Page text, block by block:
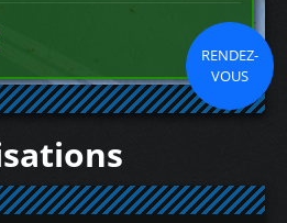
RENDEZ-
VOUS